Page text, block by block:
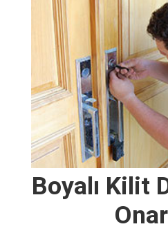
Boyalı Kilit